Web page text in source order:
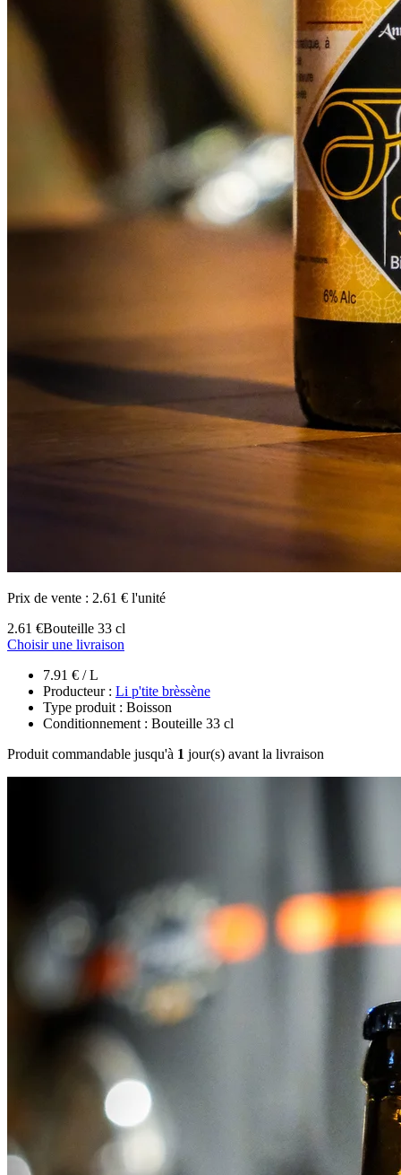
Prix de vente : 2.61 € l'unité
2.61 €Bouteille 33 cl
Choisir une livraison
7.91 € / L
Producteur : Li p'tite brèssène
Type produit : Boisson
Conditionnement : Bouteille 33 cl
Produit commandable jusqu'à 1 jour(s) avant la livraison